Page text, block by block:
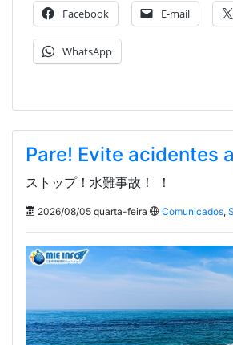
Facebook E-mail
WhatsApp
Pare! Evite acidentes
ストップ！水難事故！ ！
2026/08/05 quarta-feira Comunicados,